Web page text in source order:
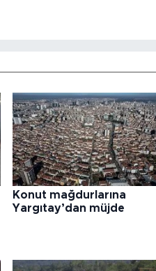
Konut mağdurlarına
Yargıtay’dan müjde